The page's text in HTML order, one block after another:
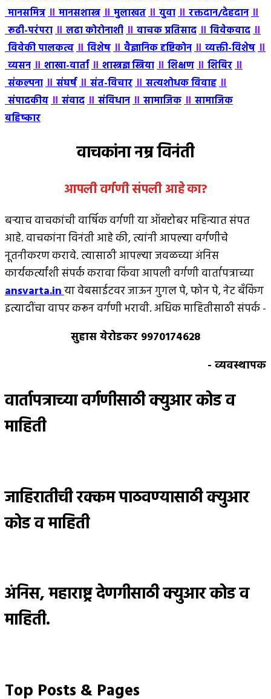
मानसमित्र॥मानसशास्त्र॥मुलाखत॥युवा॥रक्तदान/देहदान॥
रूढी-परंपरा॥लढा कोरोनाशी॥वाचक प्रतिसाद॥विवेकवाद॥
विवेकी पालकत्व॥विशेष॥वैज्ञानिक दृष्टिकोन॥व्यक्ती-विशेष॥
व्यसन॥शाखा-वार्ता॥शास्त्रज्ञ स्त्रिया॥शिक्षण॥शिबिर॥
संकल्पना॥संघर्ष॥संत-विचार॥सत्यशोधक विवाह॥
संपादकीय॥संवाद॥संविधान॥सामाजिक॥सामाजिक
बहिष्कार
वाचकांना नम्र विनंती
आपली वर्गणी संपली आहेका?
बर्‍याच वाचकांची वार्षिक वर्गणी या ऑक्टोबर महिन्यात संपत
आहे. वाचकांना विनंती आहे की, त्यांनी आपल्या वर्गणीचे
नूतनीकरण करावे. त्यासाठी आपल्या जवळच्या अंनिस
कार्यकर्त्यांशी संपर्क करावा किंवा आपली वर्गणी वार्तापत्राच्या
ansvarta.inया वेबसाईटवर जाऊन गुगल पे, फोन पे, नेट बँकिंग
इत्यादींचा वापर करून वर्गणी भरावी. अधिक माहितीसाठी संपर्क -
सुहास येरोडकर 9970174628
- व्यवस्थापक
वार्तापत्राच्या वर्गणीसाठी क्युआर कोड व
माहिती
जाहिरातीची रक्कम पाठवण्यासाठी क्युआर
कोड व माहिती
अंनिस, महाराष्ट्र देणगीसाठी क्युआर कोड व
माहिती.
Top Posts & Pages